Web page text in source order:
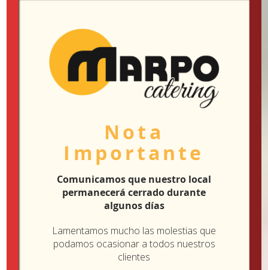
noviembre 2019
octubre 2019
mayo 2019
febrero 2019
Nota
Importante
Comunicamos que nuestro local
permanecerá cerrado durante
algunos días
Lamentamos mucho las molestias que
podamos ocasionar a todos nuestros
clientes